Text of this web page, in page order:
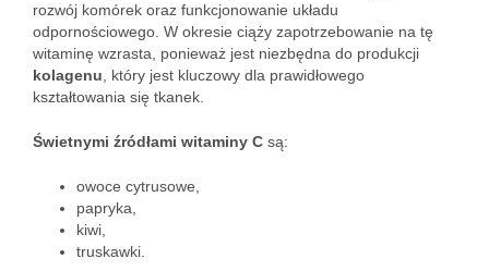
rozwój komórek oraz funkcjonowanie układu
odpornościowego. W okresie ciąży zapotrzebowanie na tę
witaminę wzrasta, ponieważ jest niezbędna do produkcji
kolagenu , który jest kluczowy dla prawidłowego
kształtowania się tkanek.
Świetnymi źródłami witaminy C są:
owoce cytrusowe,
papryka,
kiwi,
truskawki.